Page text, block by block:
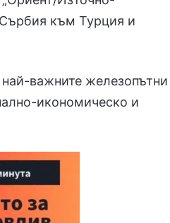
към Турция и
важните железопътни
икономическо и